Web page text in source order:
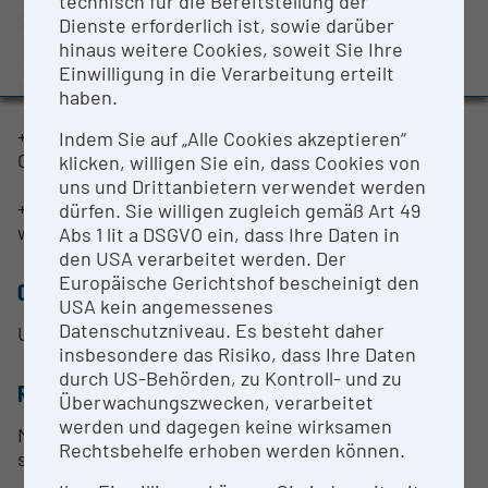
Evaluation Study 2022
Awards and press releases
SHORT DESCRIPTION
+ Sampling scope with 90 GHz bandwidth, DCA-X
from Keysight Technologies
+ Several fast digital storage oscilloscopes up to 40
GS/s, with deep memory and low(est) jitter
+ Coaxial, differential and single-ended test probes
with high bandwidth
CONTACT PERSON
Univ.-Prof. DI Dr. Andreas Springer
RESEARCH SERVICES
Microwave measurements, IC-design, Radar
sensors, Communications engineering
Dienste erforderlich ist, sowie darüber
hinaus weitere Cookies, soweit Sie Ihre
Einwilligung in die Verarbeitung erteilt
haben.
Indem Sie auf „Alle Cookies akzeptieren“
klicken, willigen Sie ein, dass Cookies von
uns und Drittanbietern verwendet werden
dürfen. Sie willigen zugleich gemäß Art 49
Abs 1 lit a DSGVO ein, dass Ihre Daten in
den USA verarbeitet werden. Der
Europäische Gerichtshof bescheinigt den
USA kein angemessenes
Datenschutzniveau. Es besteht daher
insbesondere das Risiko, dass Ihre Daten
durch US-Behörden, zu Kontroll- und zu
Überwachungszwecken, verarbeitet
werden und dagegen keine wirksamen
Rechtsbehelfe erhoben werden können.